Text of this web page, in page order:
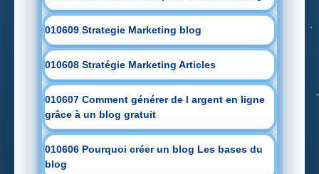
010609 Strategie Marketing blog
010608 Stratégie Marketing Articles
010607 Comment générer de l argent en ligne
grâce à un blog gratuit
010606 Pourquoi créer un blog Les bases du
blog